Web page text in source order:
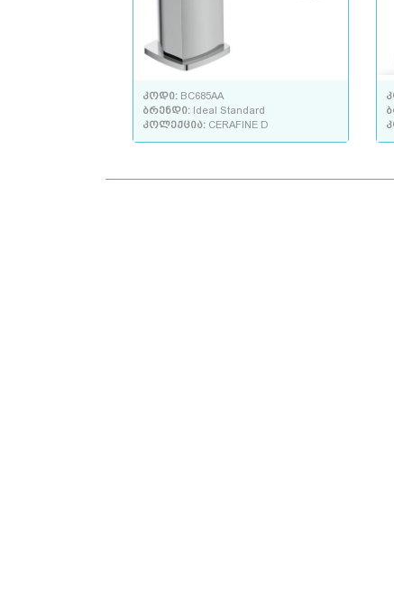
კოდი: BC685AA
ბრენდი: Ideal Standard
კოლექცია: CERAFINE D